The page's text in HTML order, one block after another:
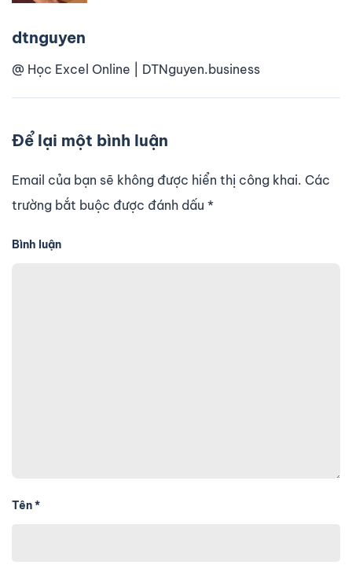
dtnguyen
@ Học Excel Online | DTNguyen.business
Để lại một bình luận
Email của bạn sẽ không được hiển thị công khai. Các
trường bắt buộc được đánh dấu *
Bình luận
Tên*